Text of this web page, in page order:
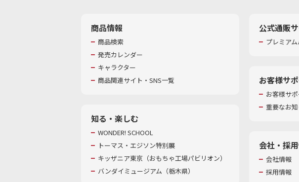
商品情報
商品検索
発売カレンダー
キャラクター
商品関連サイト・SNS一覧
知る・楽しむ
WONDER! SCHOOL
トーマス・エジソン特別展
キッザニア東京（おもちゃ工場パビリオン）​
バンダイミュージアム（栃木県）
公式通販
プレミア
お客様サ
お客様サ
重要なお
会社・採
会社情報
採用情報